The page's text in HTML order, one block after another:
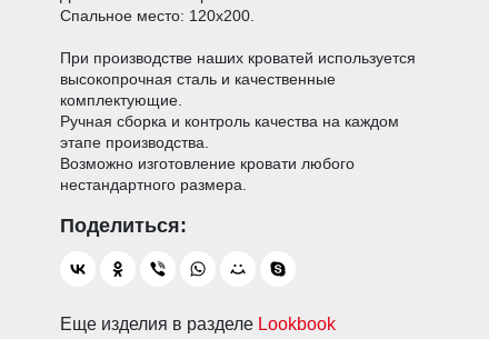
Спальное место: 120х200.
При производстве наших кроватей используется
высокопрочная сталь и качественные
комплектующие.
Ручная сборка и контроль качества на каждом
этапе производства.
Возможно изготовление кровати любого
нестандартного размера.
Еще изделия в разделе Lookbook